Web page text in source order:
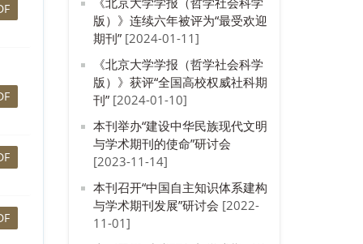
版）》连续六年被评为“最受欢迎
期刊” [2024-01-11]
《北京大学学报（哲学社会科学
版）》获评“全国高校权威社科期
刊” [2024-01-10]
本刊举办“建设中华民族现代文明
与学术期刊的使命”研讨会
[2023-11-14]
本刊召开“中国自主知识体系建构
与学术期刊发展”研讨会 [2022-
11-01]